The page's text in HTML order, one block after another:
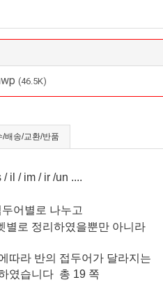
(46.5K)
/배송/교환/반품
il / im / ir /un ....
어별로 나누고
별로 정리하였을뿐만 아니라
따라 반의 접두어가 달라지는
였습니다 총 19 쪽